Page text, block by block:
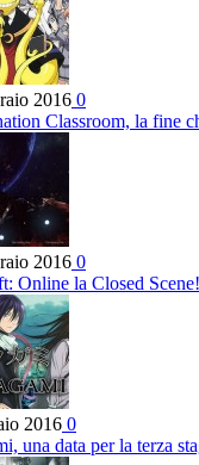
2016 0
Classroom, la fine
2016 0
Online la Closed Scene!
2016 0
una data per la terza